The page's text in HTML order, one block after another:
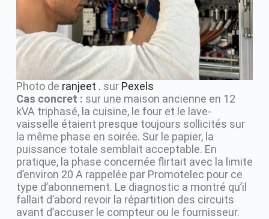
Photo de ranjeet . sur Pexels
Cas concret : sur une maison ancienne en 12
kVA triphasé, la cuisine, le four et le lave-
vaisselle étaient presque toujours sollicités sur
la même phase en soirée. Sur le papier, la
puissance totale semblait acceptable. En
pratique, la phase concernée flirtait avec la limite
d’environ 20 A rappelée par Promotelec pour ce
type d’abonnement. Le diagnostic a montré qu’il
fallait d’abord revoir la répartition des circuits
avant d’accuser le compteur ou le fournisseur.